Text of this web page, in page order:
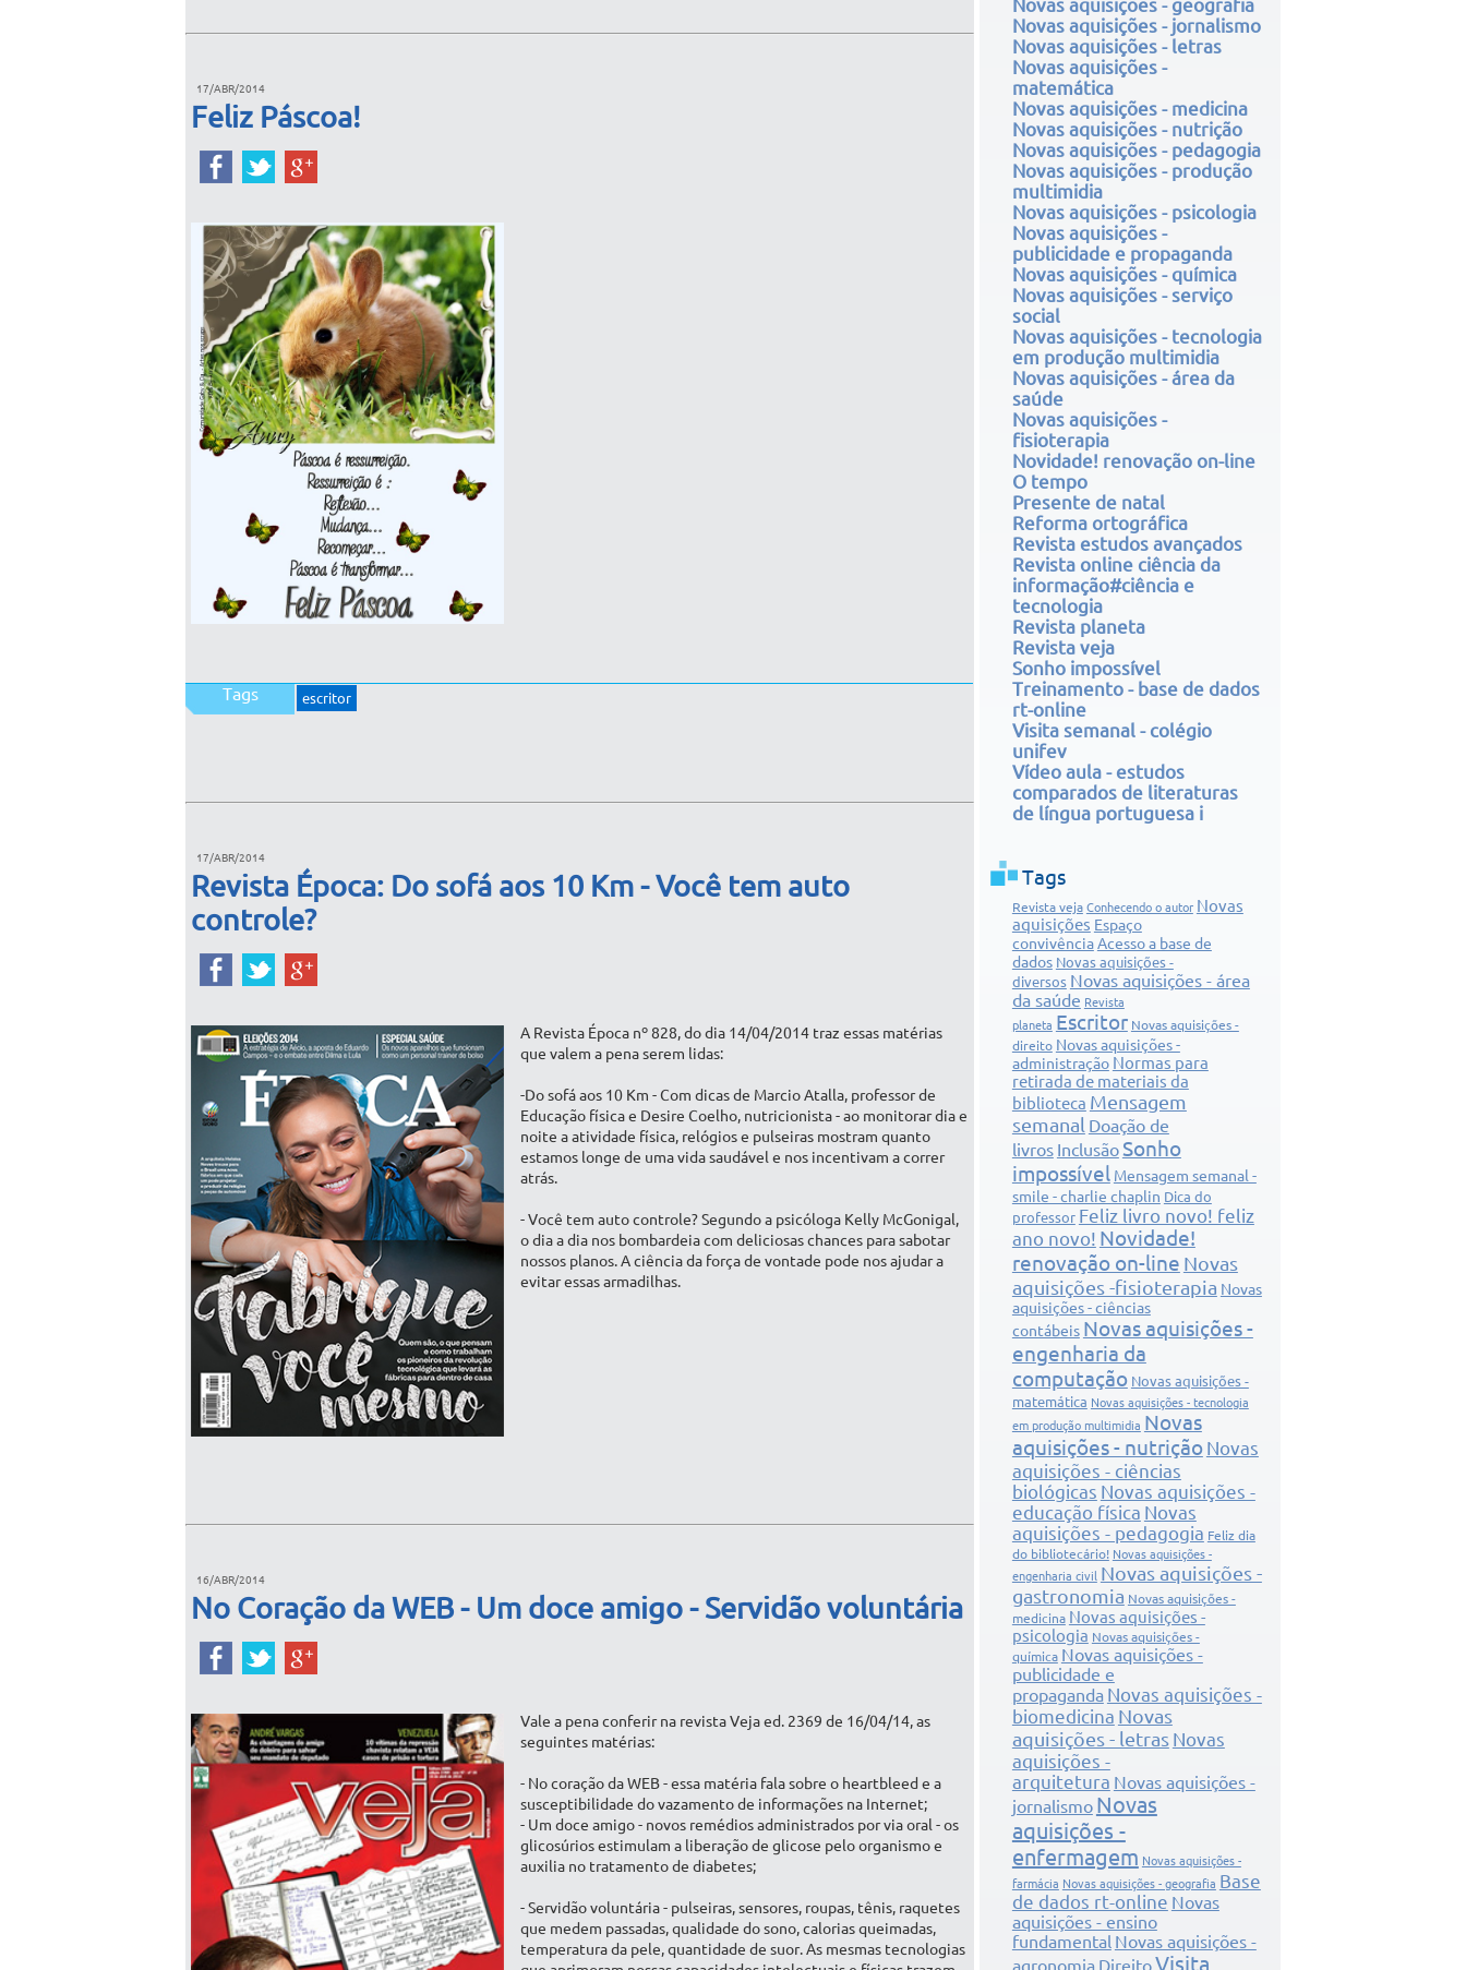
17/ABR/2014
Feliz Páscoa!
Tags escritor
17/ABR/2014
Revista Época: Do sofá aos 10 Km - Você tem auto
controle?
A Revista Época nº 828, do dia 14/04/2014 traz essas matérias
que valem a pena serem lidas:
-Do sofá aos 10 Km - Com dicas de Marcio Atalla, professor de
Educação física e Desire Coelho, nutricionista - ao monitorar dia e
noite a atividade física, relógios e pulseiras mostram quanto
estamos longe de uma vida saudável e nos incentivam a correr
atrás.
- Você tem auto controle? Segundo a psicóloga Kelly McGonigal,
o dia a dia nos bombardeia com deliciosas chances para sabotar
nossos planos. A ciência da força de vontade pode nos ajudar a
evitar essas armadilhas.
16/ABR/2014
No Coração da WEB - Um doce amigo - Servidão voluntária
Vale a pena conferir na revista Veja ed. 2369 de 16/04/14, as
seguintes matérias:
- No coração da WEB - essa matéria fala sobre o heartbleed e a
susceptibilidade do vazamento de informações na Internet;
- Um doce amigo - novos remédios administrados por via oral - os
glicosúrios estimulam a liberação de glicose pelo organismo e
auxilia no tratamento de diabetes;
- Servidão voluntária - pulseiras, sensores, roupas, tênis, raquetes
que medem passadas, qualidade do sono, calorias queimadas,
temperatura da pele, quantidade de suor. As mesmas tecnologias
Novas aquisições - geografia
Novas aquisições - jornalismo
Novas aquisições - letras
Novas aquisições -
matemática
Novas aquisições - medicina
Novas aquisições - nutrição
Novas aquisições - pedagogia
Novas aquisições - produção
multimidia
Novas aquisições - psicologia
Novas aquisições -
publicidade e propaganda
Novas aquisições - química
Novas aquisições - serviço
social
Novas aquisições - tecnologia
em produção multimidia
Novas aquisições - área da
saúde
Novas aquisições -
fisioterapia
Novidade! renovação on-line
O tempo
Presente de natal
Reforma ortográfica
Revista estudos avançados
Revista online ciência da
informação#ciência e
tecnologia
Revista planeta
Revista veja
Sonho impossível
Treinamento - base de dados
rt-online
Visita semanal - colégio
unifev
Vídeo aula - estudos
comparados de literaturas
de língua portuguesa i
Tags
Revista veja Conhecendo o autor Novas
aquisições Espaço
convivênciaAcesso a base de
dados Novas aquisições -
diversos Novas aquisições - área
da saúde Revista
planeta Escritor Novas aquisições -
direito Novas aquisições -
administração Normas para
retirada de materiais da
biblioteca Mensagem
semanal Doação de
livros InclusãoSonho
impossível Mensagem semanal -
smile - charlie chaplin Dica do
professor Feliz livro novo! feliz
ano novo! Novidade!
renovação on-line Novas
aquisições -fisioterapia Novas
aquisições - ciências
contábeis Novas aquisições -
engenharia da
computação Novas aquisições -
matemática Novas aquisições - tecnologia
em produção multimidia Novas
aquisições - nutrição Novas
aquisições - ciências
biológicas Novas aquisições -
educação física Novas
aquisições - pedagogia Feliz dia
do bibliotecário! Novas aquisições -
engenharia civil
Novas aquisições -
gastronomia Novas aquisições -
medicina Novas aquisições -
psicologia Novas aquisições -
química Novas aquisições -
publicidade e
propaganda Novas aquisições -
biomedicina Novas
aquisições - letras Novas
aquisições -
arquitetura Novas aquisições -
jornalismo Novas
aquisições -
enfermagem Novas aquisições -
farmácia Novas aquisições - geografia Base
de dados rt-online Novas
aquisições - ensino
fundamental Novas aquisições -
agronomia DireitoVisita